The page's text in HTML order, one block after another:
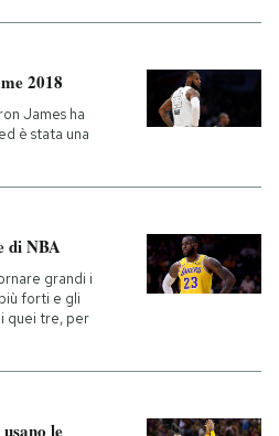
2018
James ha
è stata una
di NBA
grandi i
forti e gli
quei tre, per
le